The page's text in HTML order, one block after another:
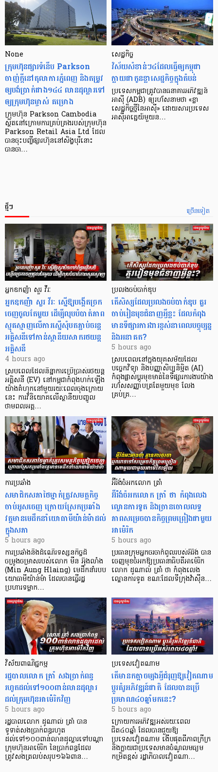
None
ក្រុមហ៊ុនផ្សារទំនើប Parkson
ចាញ់ក្ដីនៅតុលាការភ្នំពេញ និងតម្រូវ
ឲ្យបង់ប្រាក់ជាង១៤៤ លានដុល្លារទៅ
ឲ្យក្រុមហ៊ុនម្ចាស់ គម្រោង
ក្រុមហ៊ុន Parkson Cambodia
ស្ថិតនៅក្រោមការគ្រប់គ្រងរបស់ក្រុមហ៊ុន
Parkson Retail Asia Ltd ដែល
បានចុះបញ្ចីផ្សារហ៊ុននៅសិង្ហបុរីនោះ
បានចា…
សេដ្ឋកិច្ច​
វិស័យ​សំខាន់ៗ​៤​ដែល​ធ្វើ​ឲ្យ​កម្ពុជា​
ក្លាយ​ជា​កូន​ខ្លា​សេដ្ឋកិច្ច​ក្នុង​តំបន់
ប្រទេស​កម្ពុជា​ត្រូវ​បាន​ធនាគារ​អភិវឌ្ឍន៍​
អាស៊ី (ADB) ឲ្យ​រហ័ស​នាមថា «ខ្លា​
សេដ្ឋកិច្ច​ថ្មី​នៃ​អាស៊ី» ដោយសារ​ប្រទេស​
អាស៊ី​អាគ្នេយ៍​មួយ​ន…
ច្រើនទៀត
ថ្មីៗ
អ្នកឧកញ៉ា សួរ វីរៈ
អ្នកឧកញ៉ា សួរ វីរៈ ស្នើឱ្យបង្កើតច្រក
ចេញចូលតែមួយ ដើម្បីលុបបំបាត់ភាព
ស្មុគស្មាញលើការស្នើសុំបតភ្ជាប់ចរន្ត
អគ្គិសនីទៅកាន់ស្ថានីយសាករថយន្ត
អគ្គិសនី
4 hours ago
ស្របពេលដែលនិន្នាការប្រើប្រាស់រថយន្ត
អគ្គិសនី (EV) នៅកម្ពុជាកំពុងហក់ឡើង
យ៉ាងគំហុកនៅមួយរយៈពេលចុងក្រោយ
នេះ ការវិនិយោគលើស្ថានីយបញ្ចូល
ថាមពលអគ្គ…
ប្រលងចប់បាក់ឌុប
តើសិស្សដែលប្រលងចប់បាក់ឌុប គួរ
ចាប់រៀនមុខជំនាញអ្វីខ្លះ ដែលកំពុង
មានទីផ្សារការងារខ្ពស់នាពេលបច្ចុប្បន្ន
និងអនាគត?
5 hours ago
ស្របពេលនៅក្នុងយុគសម័យដែល
បច្ចេកវិទ្យា និងបញ្ញាសិប្បនិម្មិត (AI)
កំពុងផ្លាស់ប្តូរមុខមាត់នៃទីផ្សារការងារយ៉ាង
រហ័សសញ្ញាបត្រតែមួយមុខ លែង
គ្រប់គ្រ…
ការប្រឆាំង
សមាជិកសភាថៃម្នាក់ត្រូវសមត្ថកិច្ច
ចាប់អូសចេញ ក្រោយស្រែកប្រឆាំង
វត្តមានមេដឹកនាំយោធាមីយ៉ាន់ម៉ាដល់
ក្នុងសភា
5 hours ago
ការប្រឆាំងនឹងដំណើរទស្សនកិច្ចដ៏
ចម្រូងចម្រាសរបស់លោក មីន អ៊ុងលាំង
(Min Aung Hlaing) មេដឹកនាំរបប
យោធាមីយ៉ាន់ម៉ា ដែលបានធ្វើរដ្ឋ
ប្រហារទម្លាក…
អ៊ីរ៉ង់ចំអកលោក ត្រាំ
អ៊ីរ៉ង់ចំអកលោក ត្រាំ ថា កំពុងលេង
ល្ខោនការទូត និងច្រានចោលលទ្ធ
ភាពសម្រេចបានកិច្ចព្រមព្រៀងជាមួយ
អាម៉េរិក
5 hours ago
ប្រធានក្រុមអ្នកចរចាកំពូលរបស់អ៊ីរ៉ង់ បាន
ចេញមុខចំអកឱ្យប្រធានាធិបតីអាម៉េរិក
លោក ដូណាល់ ត្រាំ ថា កំពុងលេង
ល្ខោនការទូត ខណៈដែលទីក្រុងវ៉ាស៊ីន…
វិស័យ​ពាណិជ្ជកម្ម
រដ្ឋបាលលោក ត្រាំ សងប្រាក់ពន្ធ
រហូតដល់ទៅ១០០ពាន់លានដុល្លារ
ដល់ក្រុមហ៊ុនអាម៉េរិកវិញ
5 hours ago
រដ្ឋបាលលោក ដូណាល់ ត្រាំ បាន​
ទូទាត់សងប្រាក់ពន្ធរហូត
ដល់ទៅ១០០ពាន់លានដុល្លារទៅបណ្ដា
ក្រុមហ៊ុនអាម៉េរិក នៃប្រាក់ពន្ធដែល
ត្រូវសងត្រលប់សរុប១៦៦ពាន…
ប្រទេសវៀតណាម
តើមានកត្តាចម្បងអ្វីជំរុញឱ្យវៀតណាម
ប្តូរគំរូអភិវឌ្ឍន៍ជាតិ ដែលបានប្រើ
ប្រមាណ៤០ឆ្នាំមកនេះ?
5 hours ago
ក្រោយការអភិវឌ្ឍអស់រយៈពេល
ជិត៤០ឆ្នាំ ដែលបានជួយឱ្យ​
ប្រទេសវៀតណាម ងើប​ផុតពីភាពក្រីក្រ
និងក្លាយជាប្រទេសមានចំណូលមធ្យម
កម្រិតខ្ពស់ រដ្ឋាភិបាលវៀតណា…